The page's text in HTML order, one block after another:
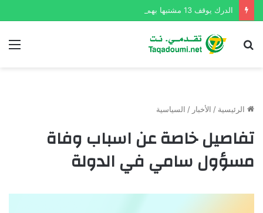
الدرك يوقف 13 مشتبها بهم ويفكك شبكتين لبيع المخدرات
بحث
الرئيسية / الأخبار / السياسية
تفاصيل خاصة عن اسباب وفاة
مسؤول سامي في الدولة